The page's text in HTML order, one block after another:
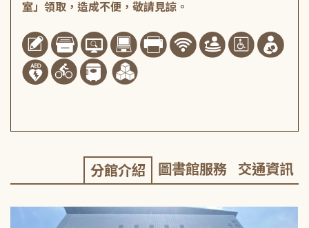
室」領取，造成不便，敬請見諒。
分館介紹 圖書館服務 交通資訊